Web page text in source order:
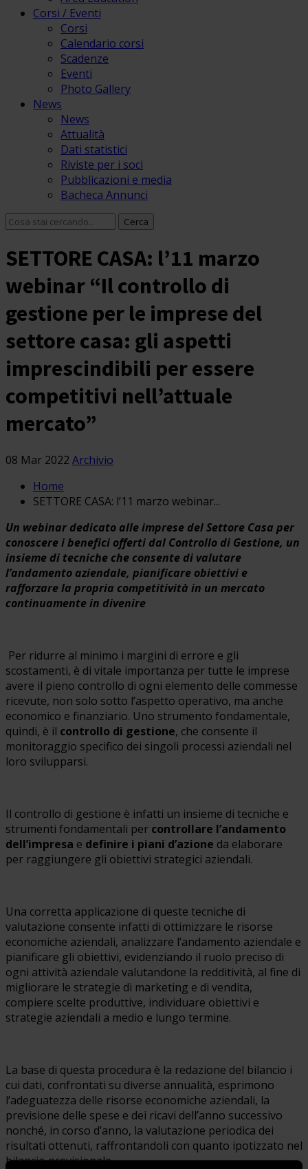
Corsi / Eventi
Corsi
Calendario corsi
Scadenze
Eventi
Photo Gallery
News
News
Attualità
Dati statistici
Riviste per i soci
Pubblicazioni e media
Bacheca Annunci
SETTORE CASA: l’11 marzo
webinar “Il controllo di
gestione per le imprese del
settore casa: gli aspetti
imprescindibili per essere
competitivi nell’attuale
mercato”
08 Mar 2022 Archivio
Home
SETTORE CASA: l’11 marzo webinar...
Un webinar dedicato alle imprese del Settore Casa per
conoscere i benefici offerti dal Controllo di Gestione, un
insieme di tecniche che consente di valutare
l’andamento aziendale, pianificare obiettivi e
rafforzare la propria competitività in un mercato
continuamente in divenire
Per ridurre al minimo i margini di errore e gli
scostamenti, è di vitale importanza per tutte le imprese
avere il pieno controllo di ogni elemento delle commesse
ricevute, non solo sotto l’aspetto operativo, ma anche
economico e finanziario. Uno strumento fondamentale,
quindi, è il controllo di gestione, che consente il
monitoraggio specifico dei singoli processi aziendali nel
loro svilupparsi.
Il controllo di gestione è infatti un insieme di tecniche e
strumenti fondamentali per controllare l’andamento
dell’impresa e definire i piani d’azione da elaborare
per raggiungere gli obiettivi strategici aziendali.
Una corretta applicazione di queste tecniche di
valutazione consente infatti di ottimizzare le risorse
economiche aziendali, analizzare l’andamento aziendale e
pianificare gli obiettivi, evidenziando il ruolo preciso di
ogni attività aziendale valutandone la redditività, al fine di
migliorare le strategie di marketing e di vendita,
compiere scelte produttive, individuare obiettivi e
strategie aziendali a medio e lungo termine.
La base di questa procedura è la redazione del bilancio i
cui dati, confrontati su diverse annualità, esprimono
l’adeguatezza delle risorse economiche aziendali, la
previsione delle spese e dei ricavi dell’anno successivo
nonché, in corso d’anno, la valutazione periodica dei
risultati ottenuti, raffrontandoli con quanto ipotizzato nel
bilancio previsionale.